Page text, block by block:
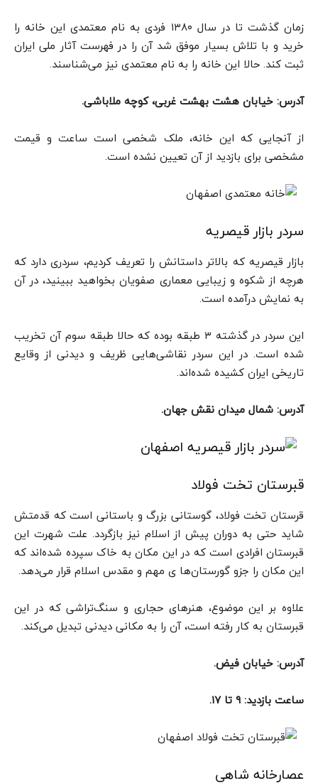
زمان گذشت تا در سال ۱۳۸۰ فردی به نام معتمدی این خانه را
خرید و با تلاش بسیار موفق شد آن را در فهرست آثار ملی ایران
ثبت کند. حالا این خانه را به نام معتمدی نیز می‌شناسند.
آدرس: خیابان هشت بهشت غربی، کوچه ملاباشی.
از آنجایی که این خانه، ملک شخصی است ساعت و قیمت
مشخصی برای بازدید از آن تعیین نشده است.
سردر بازار قیصریه
بازار قیصریه که بالاتر داستانش را تعریف کردیم، سردری دارد که
هرچه از شکوه و زیبایی معماری صفویان بخواهید ببینید، در آن
به نمایش درآمده است.
این سردر در گذشته ۳ طبقه بوده که حالا طبقه سوم آن تخریب
شده است. در این سردر نقاشی‌هایی ظریف و دیدنی از وقایع
تاریخی ایران کشیده شده‌اند.
آدرس: شمال میدان نقش جهان.
قبرستان تخت فولاد
قرستان تخت فولاد، گوستانی بزرگ و باستانی است که قدمتش
شاید حتی به دوران پیش از اسلام نیز بازگردد. علت شهرت این
قبرستان افرادی است که در این مکان به خاک سپرده شده‌اند که
این مکان را جزو گورستان‌ها ی مهم و مقدس اسلام قرار می‌دهد.
علاوه بر این موضوع،‌ هنرهای حجاری و سنگ‌تراشی که در این
قبرستان به کار رفته است، آن را به مکانی دیدنی تبدیل می‌کند.
آدرس: خیابان فیض.
ساعت بازدید: ۹ تا ۱۷.
عصارخانه شاهی